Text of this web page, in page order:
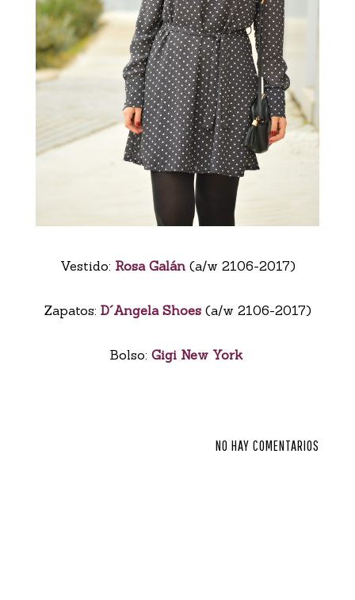
Vestido: Rosa Galán(a/w 2106-2017)
Zapatos: D´Angela Shoes(a/w 2106-2017)
Bolso: Gigi New York
NO HAY COMENTARIOS